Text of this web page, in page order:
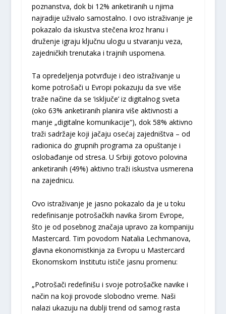
poznanstva, dok bi 12% anketiranih u njima
najradije uživalo samostalno. I ovo istraživanje je
pokazalo da iskustva stečena kroz hranu i
druženje igraju ključnu ulogu u stvaranju veza,
zajedničkih trenutaka i trajnih uspomena.
Ta opredeljenja potvrđuje i deo istraživanje u
kome potrošači u Evropi pokazuju da sve više
traže načine da se ‘isključe’ iz digitalnog sveta
(oko 63% anketiranih planira više aktivnosti a
manje „digitalne komunikacije“), dok 58% aktivno
traži sadržaje koji jačaju osećaj zajedništva – od
radionica do grupnih programa za opuštanje i
oslobađanje od stresa. U Srbiji gotovo polovina
anketiranih (49%) aktivno traži iskustva usmerena
na zajednicu.
Ovo istraživanje je jasno pokazalo da je u toku
redefinisanje potrošačkih navika širom Evrope,
što je od posebnog značaja upravo za kompaniju
Mastercard. Tim povodom Natalia Lechmanova,
glavna ekonomistkinja za Evropu u Mastercard
Ekonomskom Institutu ističe jasnu promenu:
„Potrošači redefinišu i svoje potrošačke navike i
način na koji provode slobodno vreme. Naši
nalazi ukazuju na dublji trend od samog rasta